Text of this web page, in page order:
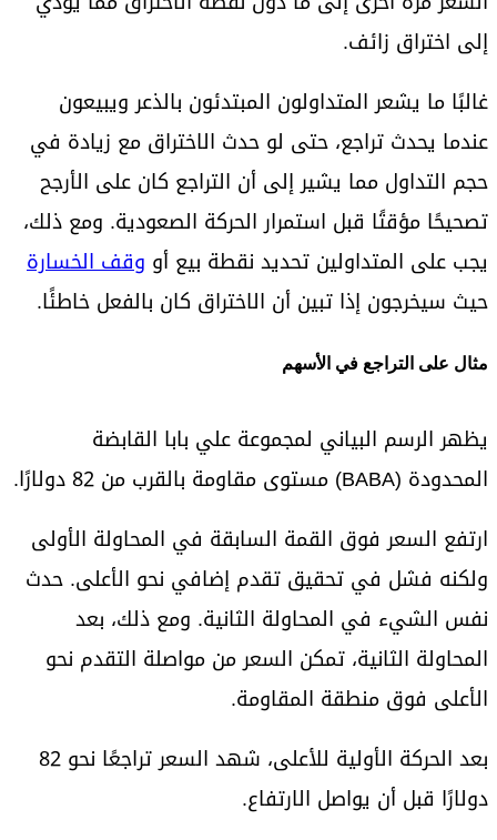
إلى اختراق زائف.
غالبًا ما يشعر المتداولون المبتدئون بالذعر ويبيعون
عندما يحدث تراجع، حتى لو حدث الاختراق مع زيادة في
حجم التداول مما يشير إلى أن التراجع كان على الأرجح
تصحيحًا مؤقتًا قبل استمرار الحركة الصعودية. ومع ذلك،
يجب على المتداولين تحديد نقطة بيع أو وقف الخسارة
حيث سيخرجون إذا تبين أن الاختراق كان بالفعل خاطئًا.
مثال على التراجع في الأسهم
يظهر الرسم البياني لمجموعة علي بابا القابضة
المحدودة (BABA) مستوى مقاومة بالقرب من 82 دولارًا.
ارتفع السعر فوق القمة السابقة في المحاولة الأولى
ولكنه فشل في تحقيق تقدم إضافي نحو الأعلى. حدث
نفس الشيء في المحاولة الثانية. ومع ذلك، بعد
المحاولة الثانية، تمكن السعر من مواصلة التقدم نحو
الأعلى فوق منطقة المقاومة.
بعد الحركة الأولية للأعلى، شهد السعر تراجعًا نحو 82
دولارًا قبل أن يواصل الارتفاع.